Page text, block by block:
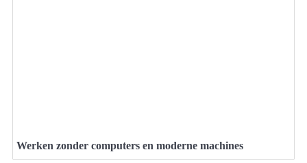
Werken zonder computers en moderne machines